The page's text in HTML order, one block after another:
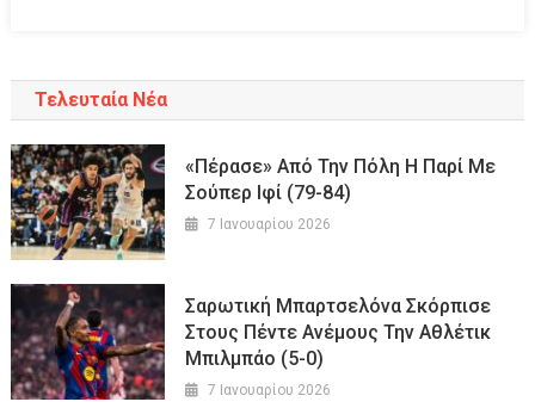
Τελευταία Νέα
«Πέρασε» Από Την Πόλη Η Παρί Με
Σούπερ Ιφί (79-84)
7 Ιανουαρίου 2026
Σαρωτική Μπαρτσελόνα Σκόρπισε
Στους Πέντε Ανέμους Την Αθλέτικ
Μπιλμπάο (5-0)
7 Ιανουαρίου 2026